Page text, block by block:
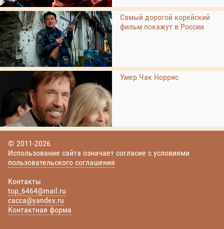
Самый дорогой корейский
фильм покажут в России
Умер Чак Норрис
© 2011-2026
Использование сайта означает согласие с условиями
пользовательского соглашения
Контакты
top_6464@mail.ru
cacca@yandex.ru
Контактная форма